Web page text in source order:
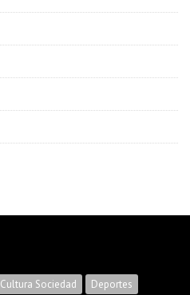
Cultura Sociedad
Deportes